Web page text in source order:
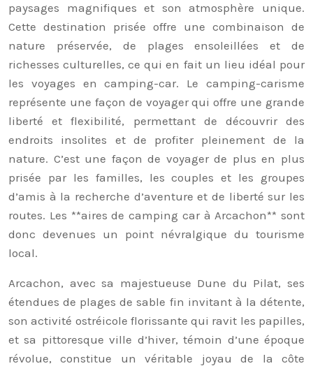
paysages magnifiques et son atmosphère unique.
Cette destination prisée offre une combinaison de
nature préservée, de plages ensoleillées et de
richesses culturelles, ce qui en fait un lieu idéal pour
les voyages en camping-car. Le camping-carisme
représente une façon de voyager qui offre une grande
liberté et flexibilité, permettant de découvrir des
endroits insolites et de profiter pleinement de la
nature. C’est une façon de voyager de plus en plus
prisée par les familles, les couples et les groupes
d’amis à la recherche d’aventure et de liberté sur les
routes. Les **aires de camping car à Arcachon** sont
donc devenues un point névralgique du tourisme
local.
Arcachon, avec sa majestueuse Dune du Pilat, ses
étendues de plages de sable fin invitant à la détente,
son activité ostréicole florissante qui ravit les papilles,
et sa pittoresque ville d’hiver, témoin d’une époque
révolue, constitue un véritable joyau de la côte